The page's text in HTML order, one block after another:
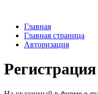
Главная
Главная страница
Авторизация